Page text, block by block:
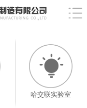
哈交联实验室